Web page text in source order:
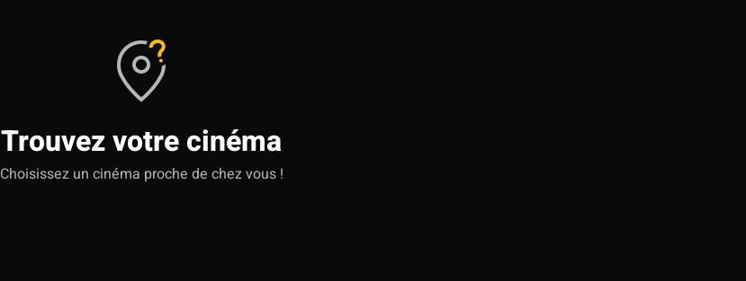
Trouvez votre cinéma
Choisissez un cinéma proche de chez vous !